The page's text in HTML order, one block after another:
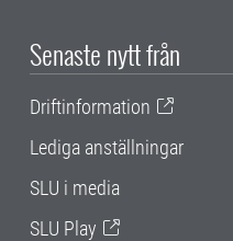
Senaste nytt från
Driftinformation
Lediga anställningar
SLU i media
SLU Play